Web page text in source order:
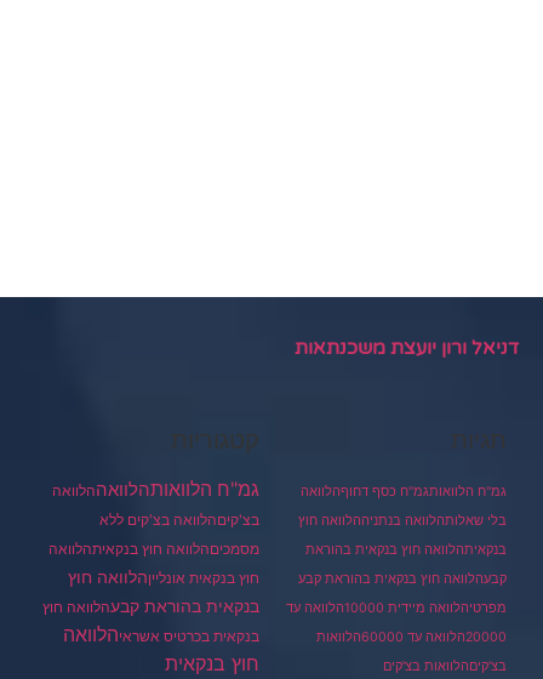
דניאל ורון יועצת משכנתאות
תגיות
גמ"ח הלוואותגמ"ח כסף דחוףהלוואה
בלי שאלותהלוואה בנתניההלוואה חוץ
בנקאיתהלוואה חוץ בנקאית בהוראת
קבעהלוואה חוץ בנקאית בהוראת קבע
מפרטיהלוואה מיידית 10000
הלוואה עד
20000הלוואה עד 60000
הלוואות
בצ'קיםהלוואות בצ'קים
קטגוריות
גמ"ח הלוואותהלוואההלוואה
בצ'קיםהלוואה בצ'קים ללא
מסמכיםהלוואה חוץ בנקאיתהלוואה
חוץ בנקאית אונלייןהלוואה חוץ
בנקאית בהוראת קבעהלוואה חוץ
בנקאית בכרטיס אשראיהלוואה
חוץ בנקאית